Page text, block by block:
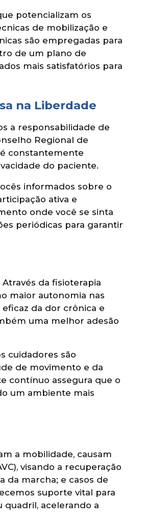
potencializam os
de mobilização e
são empregadas para
de um plano de
mais satisfatórios para
na Liberdade
a responsabilidade de
Regional de
é constantemente
do paciente.
informados sobre o
ativa e
onde você se sinta
periódicas para garantir
da fisioterapia
maior autonomia nas
da dor crônica e
uma melhor adesão
cuidadores são
de movimento e da
contínuo assegura que o
um ambiente mais
a mobilidade, causam
visando a recuperação
da marcha; e casos de
suporte vital para
quadril, acelerando a